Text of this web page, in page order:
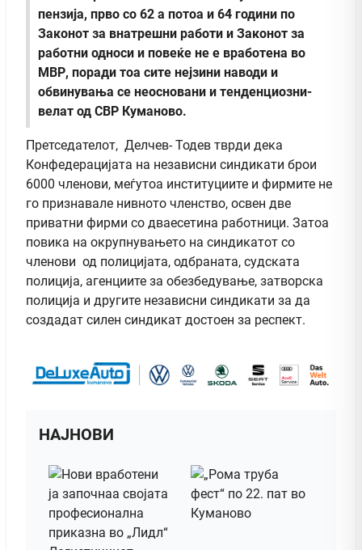
пензија, прво со 62 а потоа и 64 години по
Законот за внатрешни работи и Законот за
работни односи и повеќе не е вработена во
МВР, поради тоа сите нејзини наводи и
обвинувања се неосновани и тенденциозни-
велат од СВР Куманово.
Претседателот, Делчев- Тодев тврди дека
Конфедерацијата на независни синдикати брои
6000 членови, меѓутоа институциите и фирмите не
го признавале нивното членство, освен две
приватни фирми со дваесетина работници. Затоа
повика на окрупнувањето на синдикатот со
членови од полицијата, одбраната, судската
полиција, агенциите за обезбедување, затворска
полиција и другите независни синдикати за да
создадат силен синдикат достоен за респект.
НАЈНОВИ